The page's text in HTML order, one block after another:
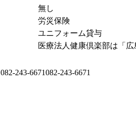
無し
労災保険
ユニフォーム貸与
医療法人健康倶楽部は「
082-243-6671082-243-6671